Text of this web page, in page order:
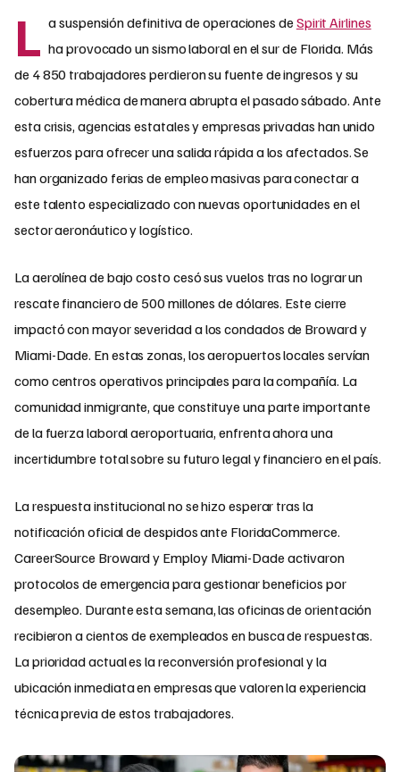
L a suspensión definitiva de operaciones de Spirit Airlines
ha provocado un sismo laboral en el sur de Florida. Más
de 4 850 trabajadores perdieron su fuente de ingresos y su
cobertura médica de manera abrupta el pasado sábado. Ante
esta crisis, agencias estatales y empresas privadas han unido
esfuerzos para ofrecer una salida rápida a los afectados. Se
han organizado ferias de empleo masivas para conectar a
este talento especializado con nuevas oportunidades en el
sector aeronáutico y logístico.
La aerolínea de bajo costo cesó sus vuelos tras no lograr un
rescate financiero de 500 millones de dólares. Este cierre
impactó con mayor severidad a los condados de Broward y
Miami-Dade. En estas zonas, los aeropuertos locales servían
como centros operativos principales para la compañía. La
comunidad inmigrante, que constituye una parte importante
de la fuerza laboral aeroportuaria, enfrenta ahora una
incertidumbre total sobre su futuro legal y financiero en el país.
La respuesta institucional no se hizo esperar tras la
notificación oficial de despidos ante FloridaCommerce.
CareerSource Broward y Employ Miami-Dade activaron
protocolos de emergencia para gestionar beneficios por
desempleo. Durante esta semana, las oficinas de orientación
recibieron a cientos de exempleados en busca de respuestas.
La prioridad actual es la reconversión profesional y la
ubicación inmediata en empresas que valoren la experiencia
técnica previa de estos trabajadores.